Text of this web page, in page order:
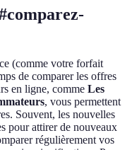
(comme votre forfait
de comparer les offres
en ligne, comme Les
, vous permettent
Souvent, les nouvelles
pour attirer de nouveaux
régulièrement vos